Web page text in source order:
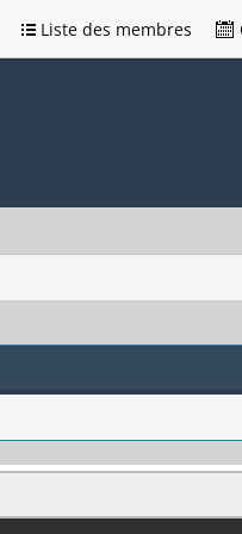
Liste des membres